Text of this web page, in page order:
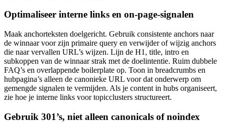
Optimaliseer interne links en on-page-signalen
Maak anchorteksten doelgericht. Gebruik consistente anchors naar
de winnaar voor zijn primaire query en verwijder of wijzig anchors
die naar vervallen URL’s wijzen. Lijn de H1, title, intro en
subkoppen van de winnaar strak met de doelintentie. Ruim dubbele
FAQ’s en overlappende boilerplate op. Toon in breadcrumbs en
hubpagina’s alleen de canonieke URL voor dat onderwerp om
gemengde signalen te vermijden. Als je content in hubs organiseert,
zie hoe je interne links voor topicclusters structureert.
Gebruik 301’s, niet alleen canonicals of noindex